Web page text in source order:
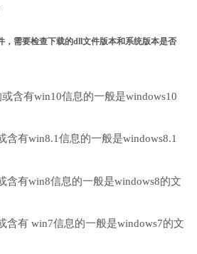
，需要检查下载的dll文件版本和系统版本是否
含有win10信息的一般是windows10
含有win8.1信息的一般是windows8.1
含有win8信息的一般是windows8的文
含有 win7信息的一般是windows7的文